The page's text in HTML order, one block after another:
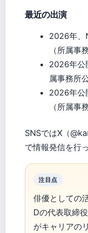
最近の出演
2026年、
（所属事
2026年公
属事務所
2026年公
（所属事
SNSではX（
で情報発信を行
注目点
俳優としての
Dの代表取締
がキャリアの